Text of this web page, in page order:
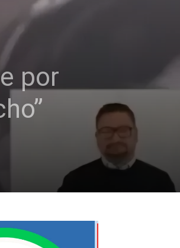
por